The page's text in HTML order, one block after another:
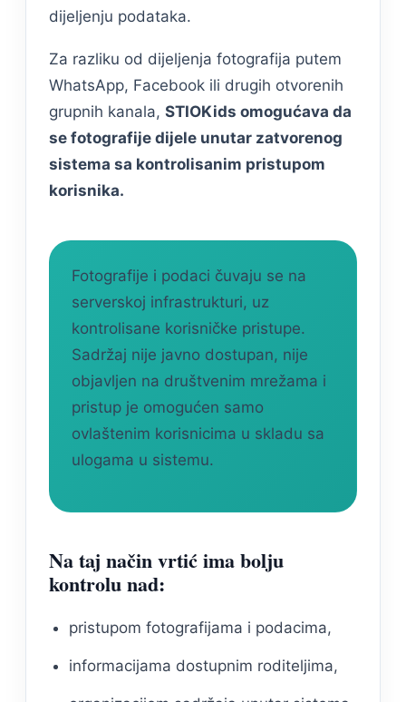
dijeljenju podataka.
Za razliku od dijeljenja fotografija putem
WhatsApp, Facebook ili drugih otvorenih
grupnih kanala, STIOKids omogućava da
se fotografije dijele unutar zatvorenog
sistema sa kontrolisanim pristupom
korisnika.
Fotografije i podaci čuvaju se na
serverskoj infrastrukturi, uz
kontrolisane korisničke pristupe.
Sadržaj nije javno dostupan, nije
objavljen na društvenim mrežama i
pristup je omogućen samo
ovlaštenim korisnicima u skladu sa
ulogama u sistemu.
Na taj način vrtić ima bolju
kontrolu nad:
pristupom fotografijama i podacima,
informacijama dostupnim roditeljima,